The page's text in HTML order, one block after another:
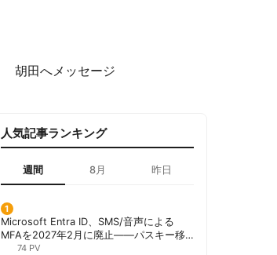
胡田へメッセージ
人気記事ランキング
週間 8月 昨日
Microsoft Entra ID、SMS/音声による
MFAを2027年2月に廃止——パスキー移
行が既定に | 胡田昌彦
74 PV